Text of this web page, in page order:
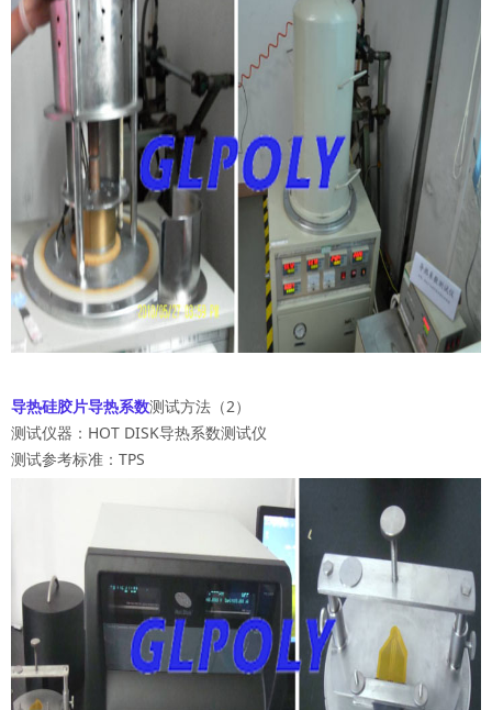
导热硅胶片导热系数测试方法（2）
测试仪器：HOT DISK导热系数测试仪
测试参考标准：TPS